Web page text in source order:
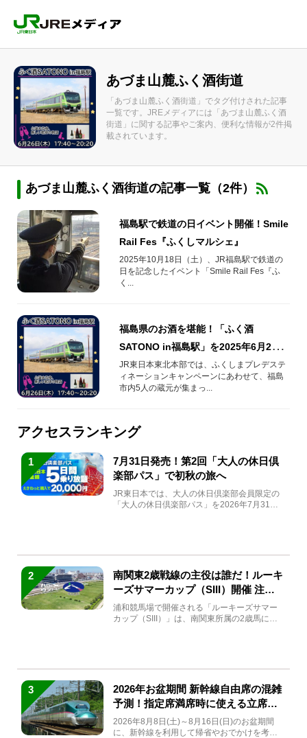
あづま山麓ふく酒街道
「あづま山麓ふく酒街道」でタグ付けされた記事
一覧です。JREメディアには「あづま山麓ふく酒
街道」に関する記事やご案内、便利な情報が2件掲
載されています。
あづま山麓ふく酒街道の記事一覧（2件）
福島駅で鉄道の日イベント開催！Smile
Rail Fes『ふくしマルシェ』
2025年10月18日（土）、JR福島駅で鉄道の
日を記念したイベント「Smile Rail Fes『ふ
く...
福島県のお酒を堪能！「ふく酒
SATONO in福島駅」を2025年6月26日
(木)開催！
JR東日本東北本部では、ふくしまプレデステ
ィネーションキャンペーンにあわせて、福島
市内5人の蔵元が集まっ...
アクセスランキング
1
7月31日発売！第2回「大人の休日倶
楽部パス」で初秋の旅へ
JR東日本では、大人の休日倶楽部会員限定の
「大人の休日倶楽部パス」を2026年7月31日
2
南関東2歳戦線の主役は誰だ！ルーキ
ーズサマーカップ（SIII）開催 注目
馬と見どころをチェック
浦和競馬場で開催される「ルーキーズサマー
カップ（SIII）」は、南関東所属の2歳馬によ
3
2026年お盆期間 新幹線自由席の混雑
予測！指定席満席時に使える立席特
急券も解説
2026年8月8日(土)～8月16日(日)のお盆期間
に、新幹線を利用して帰省やおでかけを考え